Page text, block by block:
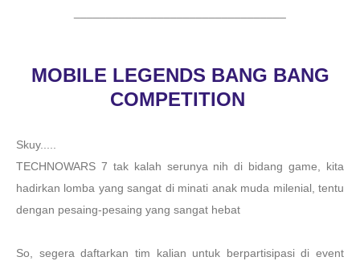
MOBILE LEGENDS BANG BANG
COMPETITION
Skuy.....
TECHNOWARS 7 tak kalah serunya nih di bidang game, kita
hadirkan lomba yang sangat di minati anak muda milenial, tentu
dengan pesaing-pesaing yang sangat hebat
So, segera daftarkan tim kalian untuk berpartisipasi di event